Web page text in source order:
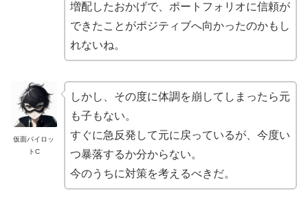
増配したおかげで、ポートフォリオに信頼が
できたことがポジティブへ向かったのかもし
れないね。
仮面パイロッ
トC
しかし、その度に体調を崩してしまったら元
も子もない。
すぐに急反発して元に戻っているが、今度い
つ暴落するか分からない。
今のうちに対策を考えるべきだ。